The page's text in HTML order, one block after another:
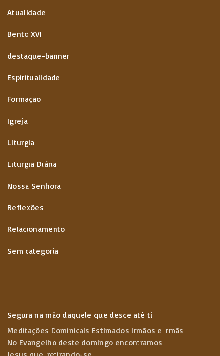
Atualidade
Bento XVI
destaque-banner
Espiritualidade
Formação
Igreja
Liturgia
Liturgia Diária
Nossa Senhora
Reflexões
Relacionamento
Sem categoria
Segura na mão daquele que desce até ti
Meditações Dominicais Estimados irmãos e irmãs
No Evangelho deste domingo encontramos
Jesus que, retirando-se